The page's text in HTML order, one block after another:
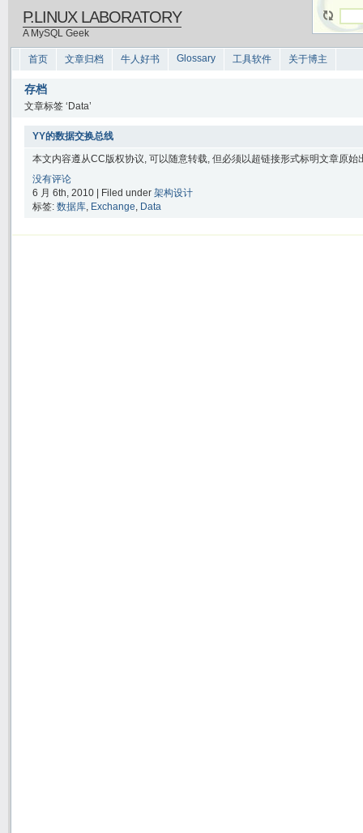
P.LINUX LABORATORY
A MySQL Geek
首页 文章归档 牛人好书 Glossary 工具软件 关于博主
存档
文章标签 ‘Data’
YY的数据交换总线
本文内容遵从CC版权协议, 可以随意转载, 但必须以超链接形式标明文章原
没有评论
6 月 6th, 2010 | Filed under 架构设计
标签: 数据库, Exchange, Data